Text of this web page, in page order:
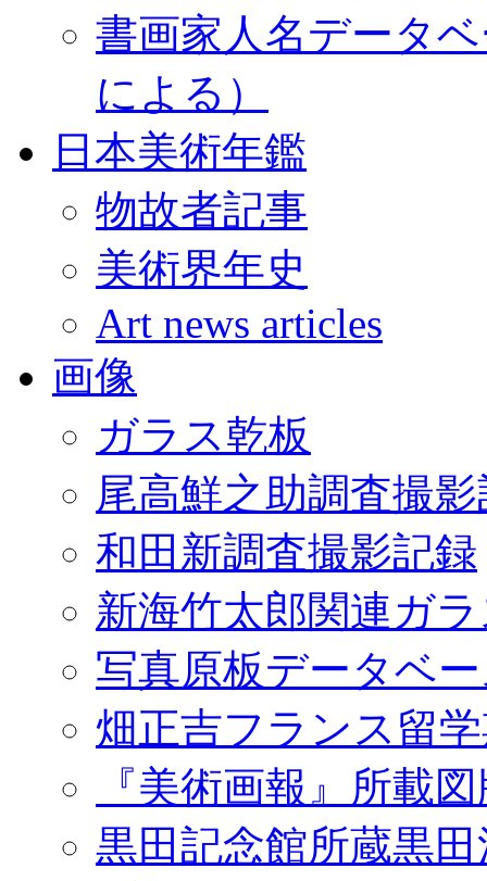
書画家人名データ
による）
日本美術年鑑
物故者記事
美術界年史
Art news articles
画像
ガラス乾板
尾高鮮之助調査撮
和田新調査撮影記録
新海竹太郎関連ガ
写真原板データベ
畑正吉フランス留
『美術画報』所載
黒田記念館所蔵黒